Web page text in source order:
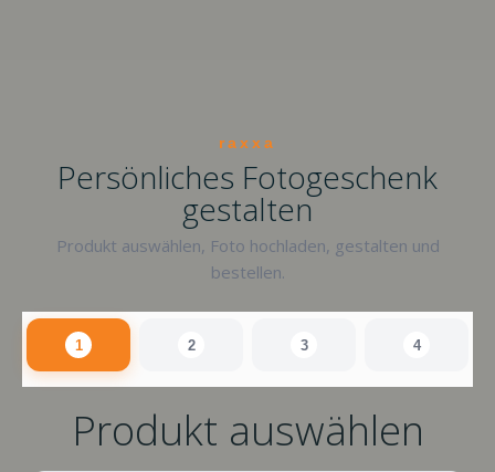
raxxa
Persönliches Fotogeschenk
gestalten
Produkt auswählen, Foto hochladen, gestalten und
bestellen.
1 2 3 4
Produkt auswählen